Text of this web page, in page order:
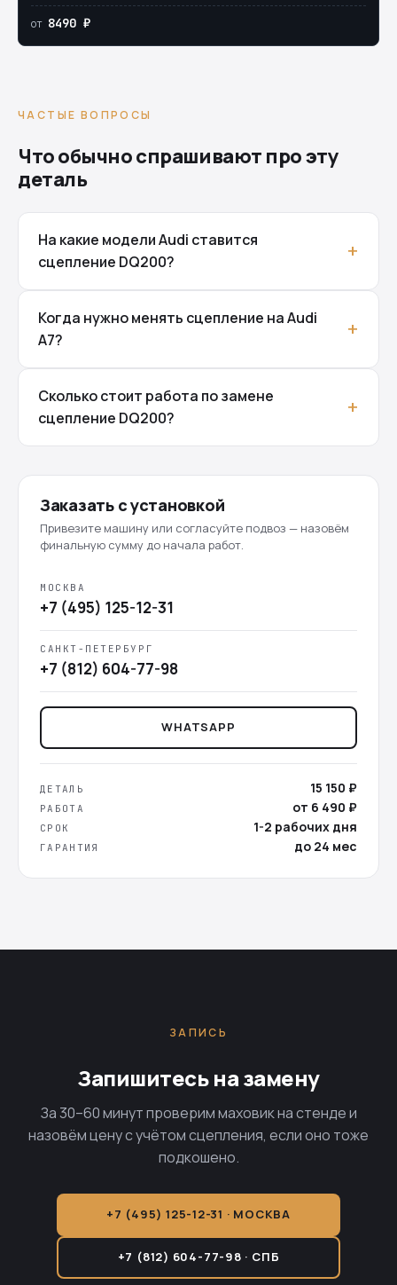
от 8490 ₽
ЧАСТЫЕ ВОПРОСЫ
Что обычно спрашивают про эту
деталь
На какие модели Audi ставится
сцепление DQ200?
Когда нужно менять сцепление на Audi
A7?
Сколько стоит работа по замене
сцепление DQ200?
Заказать с установкой
Привезите машину или согласуйте подвоз — назовём
финальную сумму до начала работ.
МОСКВА
+7 (495) 125-12-31
САНКТ-ПЕТЕРБУРГ
+7 (812) 604-77-98
WHATSAPP
ДЕТАЛЬ 15 150 ₽
РАБОТА от 6 490 ₽
СРОК 1-2 рабочих дня
ГАРАНТИЯ до 24 мес
ЗАПИСЬ
Запишитесь на замену
За 30–60 минут проверим маховик на стенде и
назовём цену с учётом сцепления, если оно тоже
подкошено.
+7 (495) 125-12-31 · МОСКВА
+7 (812) 604-77-98 · СПБ